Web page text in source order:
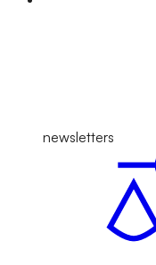
newsletters